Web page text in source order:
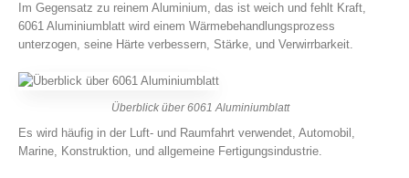
Im Gegensatz zu reinem Aluminium, das ist weich und fehlt Kraft,
6061 Aluminiumblatt wird einem Wärmebehandlungsprozess
unterzogen, seine Härte verbessern, Stärke, und Verwirrbarkeit.
Überblick über 6061 Aluminiumblatt
Es wird häufig in der Luft- und Raumfahrt verwendet, Automobil,
Marine, Konstruktion, und allgemeine Fertigungsindustrie.